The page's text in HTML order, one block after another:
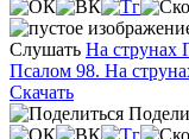
Слушать На струнах
Псалом 98. На
Скачать